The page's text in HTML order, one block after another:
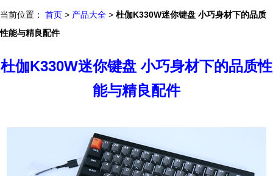
当前位置： 首页 > 产品大全 > 杜伽K330W迷你键盘 小巧身材下的品质
性能与精良配件
杜伽K330W迷你键盘 小巧身材下的品质性
能与精良配件